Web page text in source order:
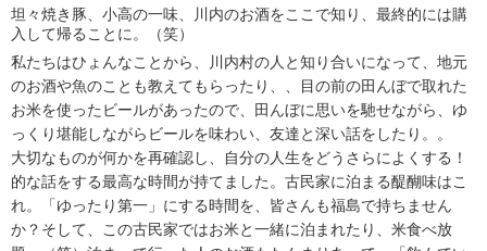
坦々焼き豚、小高の一味、川内のお酒をここで知り、最終的には購
入して帰ることに。（笑）
私たちはひょんなことから、川内村の人と知り合いになって、地元
のお酒や魚のことも教えてもらったり、、目の前の田んぼで取れた
お米を使ったビールがあったので、田んぼに思いを馳せながら、ゆ
っくり堪能しながらビールを味わい、友達と深い話をしたり。。
大切なものが何かを再確認し、自分の人生をどうさらによくする！
的な話をする最高な時間が持てました。古民家に泊まる醍醐味はこ
れ。「ゆったり第一」にする時間を、皆さんも福島で持ちません
か？そして、この古民家ではお米と一緒に泊まれたり、米食べ放